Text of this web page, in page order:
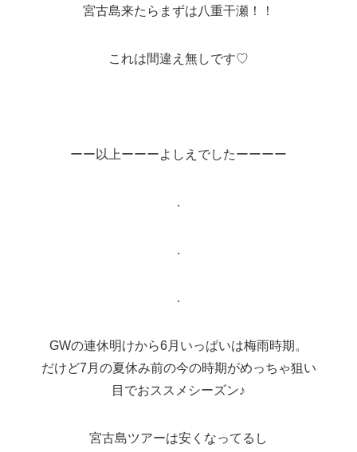
宮古島来たらまずは八重干瀬！！
これは間違え無しです♡
ーー以上ーーーよしえでしたーーーー
.
.
.
GWの連休明けから6月いっぱいは梅雨時期。
だけど7月の夏休み前の今の時期がめっちゃ狙い
目でおススメシーズン♪
宮古島ツアーは安くなってるし